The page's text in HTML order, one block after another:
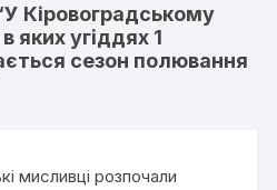
У Кiровоградському
угіддях 1
сезон полювання
мисливці розпочали